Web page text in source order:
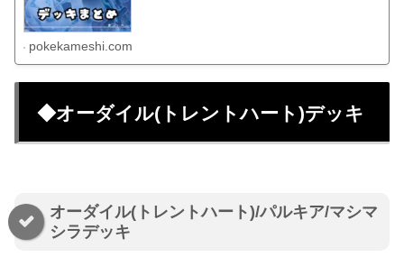
pokekameshi.com
◆オーダイル(トレントハート)デッキ
オーダイル(トレントハート)/パルキア/マシマ
シラデッキ